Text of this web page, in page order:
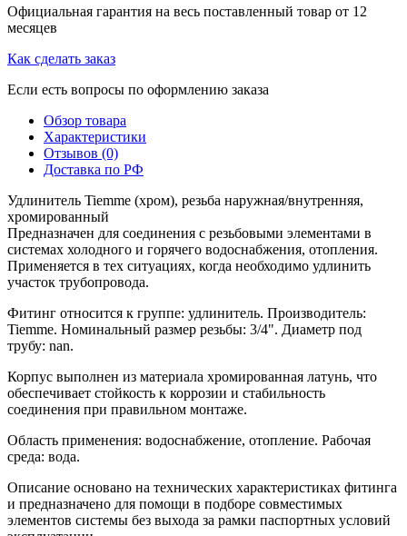
Официальная гарантия на весь поставленный товар от 12
месяцев
Как сделать заказ
Если есть вопросы по оформлению заказа
Обзор товара
Характеристики
Отзывов (0)
Доставка по РФ
Удлинитель Tiemme (хром), резьба наружная/внутренняя,
хромированный
Предназначен для соединения с резьбовыми элементами в
системах холодного и горячего водоснабжения, отопления.
Применяется в тех ситуациях, когда необходимо удлинить
участок трубопровода.
Фитинг относится к группе: удлинитель. Производитель:
Tiemme. Номинальный размер резьбы: 3/4". Диаметр под
трубу: nan.
Корпус выполнен из материала хромированная латунь, что
обеспечивает стойкость к коррозии и стабильность
соединения при правильном монтаже.
Область применения: водоснабжение, отопление. Рабочая
среда: вода.
Описание основано на технических характеристиках фитинга
и предназначено для помощи в подборе совместимых
элементов системы без выхода за рамки паспортных условий